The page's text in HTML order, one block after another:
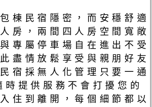
棟民宿隱密，而安穩舒適
房，兩間四人房空間寬敞
專屬停車場自在進出不受
盡情放鬆享受與親朋好友
宿採無人化管理只要一通
時提供服務不會打擾您的
住到離開，每個細節都以